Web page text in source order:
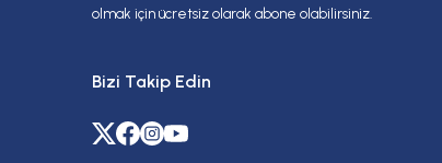
olmak için ücretsiz olarak abone olabilirsiniz.
Bizi Takip Edin